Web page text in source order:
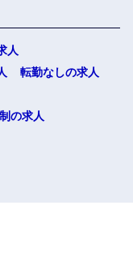
人
転勤なしの求人
の求人